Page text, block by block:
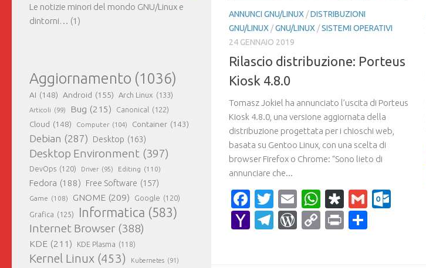
ANNUNCI GNU/LINUX /DISTRIBUZIONI
GNU/LINUX /GNU/LINUX /SISTEMI OPERATIVI
24 GENNAIO 2019
Rilascio distribuzione: Porteus
Kiosk 4.8.0
Tomasz Jokiel ha annunciato l’uscita di Porteus
Kiosk 4.8.0, una versione aggiornata della
distribuzione progettata per i chioschi web,
basata su Gentoo Linux, con una scelta di
browser Firefox o Chrome: “Sono lieto di
annunciare che...
Facebook
Twitter
EmailWhatsApp
Diaspora
Gmail
YahooTelegram
WordPress
CopyPrint
Le notizie minori del mondo GNU/Linux e
dintorni… (1)
Aggiornamento (1036)
AI (148) Android (155) Arch Linux (133)
Articoli (99) Bug (215) Canonical (122)
Cloud (148) Computer (104) Container (143)
Debian (287) Desktop (163)
Desktop Environment (397)
DevOps (120) Driver (95) Editing (110)
Fedora (188) Free Software (157)
Game (108) GNOME (209) Google (120)
Grafica (125) Informatica (583)
Internet Browser (388)
KDE (211) KDE Plasma (118)
Kernel Linux (453) Kubernetes (91)